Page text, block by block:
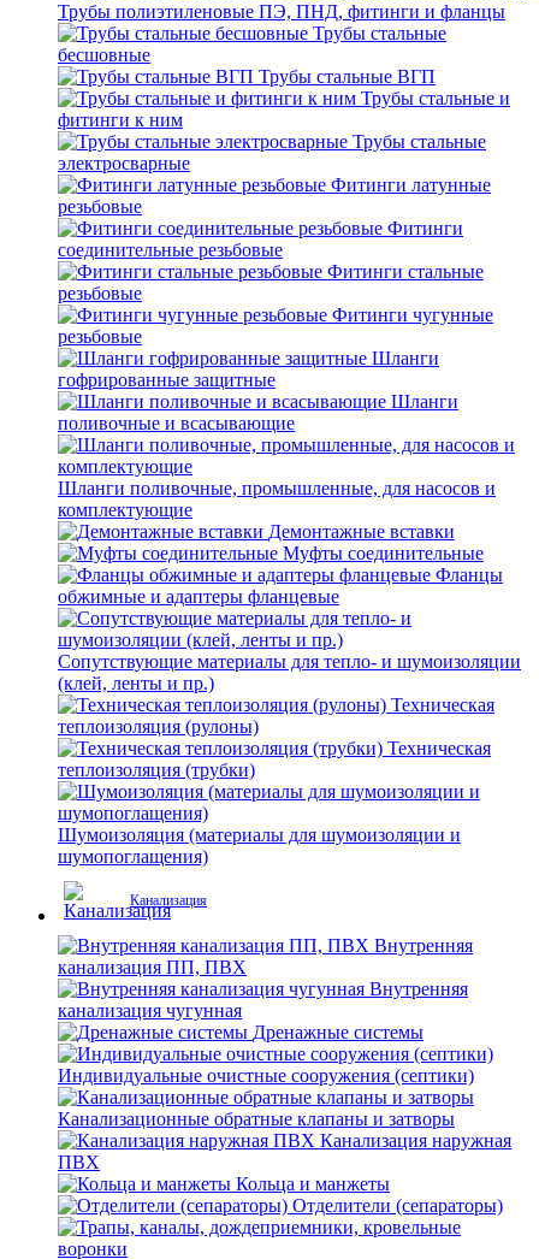
Трубы полиэтиленовые ПЭ, ПНД, фитинги и фланцы
Трубы стальные
бесшовные
Трубы стальные ВГП
Трубы стальные и
фитинги к ним
Трубы стальные
электросварные
Фитинги латунные
резьбовые
Фитинги
соединительные резьбовые
Фитинги стальные
резьбовые
Фитинги чугунные
резьбовые
Шланги
гофрированные защитные
Шланги
поливочные и всасывающие
Шланги поливочные, промышленные, для насосов и
комплектующие
Демонтажные вставки
Муфты соединительные
Фланцы
обжимные и адаптеры фланцевые
Сопутствующие материалы для тепло- и шумоизоляции
(клей, ленты и пр.)
Техническая
теплоизоляция (рулоны)
Техническая
теплоизоляция (трубки)
Шумоизоляция (материалы для шумоизоляции и
шумопоглащения)
Канализация
Внутренняя
канализация ПП, ПВХ
Внутренняя
канализация чугунная
Дренажные системы
Индивидуальные очистные сооружения (септики)
Канализационные обратные клапаны и затворы
Канализация наружная
ПВХ
Кольца и манжеты
Отделители (сепараторы)